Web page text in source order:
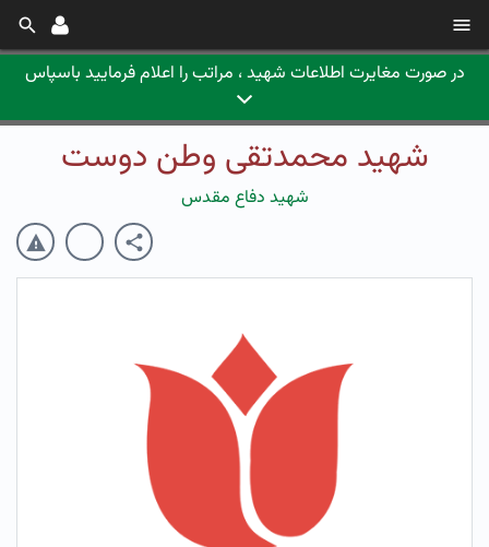
در صورت مغایرت اطلاعات شهید ، مراتب را اعلام فرمایید باسپاس
شهید محمدتقی وطن دوست
شهید دفاع مقدس